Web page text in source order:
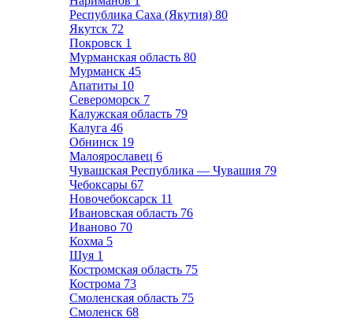
Республика Саха (Якутия) 80
Якутск 72
Покровск 1
Мурманская область 80
Мурманск 45
Апатиты 10
Североморск 7
Калужская область 79
Калуга 46
Обнинск 19
Малоярославец 6
Чувашская Республика — Чувашия 79
Чебоксары 67
Новочебоксарск 11
Ивановская область 76
Иваново 70
Кохма 5
Шуя 1
Костромская область 75
Кострома 73
Смоленская область 75
Смоленск 68